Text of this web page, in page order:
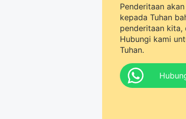
Penderitaan
kepada Tuhan
penderitaan kita,
Hubungi kami
Tuhan.